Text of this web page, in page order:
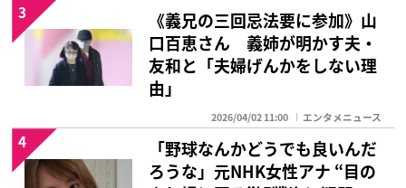
《義兄の三回忌法要に参加》山
口百恵さん 義姉が明かす夫・
友和と「夫婦げんかをしない理
由」
2026/04/02 11:00 エンタメニュース
3
「野球なんかどうでも良いんだ
ろうな」元NHK女性アナ “目の
4